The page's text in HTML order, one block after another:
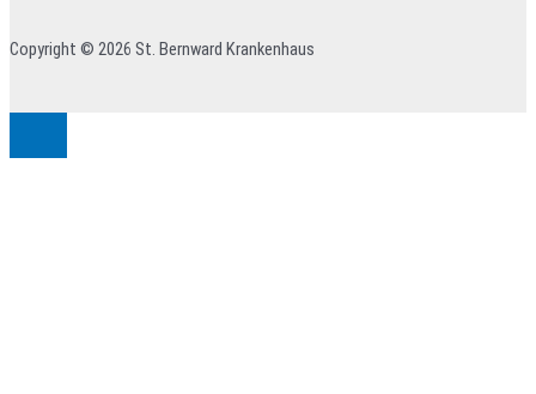
Copyright © 2026 St. Bernward Krankenhaus